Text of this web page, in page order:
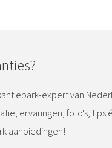
expert van
ervaringen, foto's, tips
aanbiedingen!